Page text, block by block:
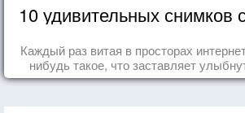
10 удивительных снимков
Каждый раз витая в просторах
нибудь такое, что заставляет
восхититься...